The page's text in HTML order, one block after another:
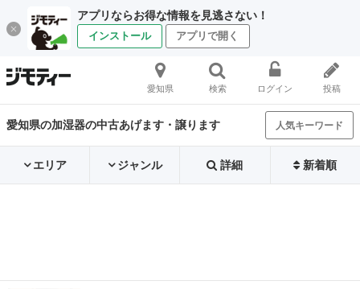
アプリならお得な情報を見逃さない！
インストール アプリで開く
愛知県 検索 ログイン 投稿
愛知県の加湿器の中古あげます・譲ります 人気キーワード
エリア ジャンル 詳細 新着順